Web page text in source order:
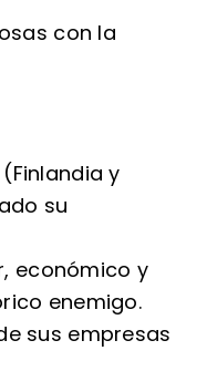
con la
y
su
económico y
enemigo.
sus empresas